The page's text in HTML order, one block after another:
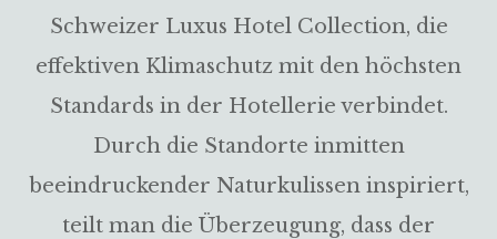
Schweizer Luxus Hotel Collection, die
effektiven Klimaschutz mit den höchsten
Standards in der Hotellerie verbindet.
Durch die Standorte inmitten
beeindruckender Naturkulissen inspiriert,
teilt man die Überzeugung, dass der